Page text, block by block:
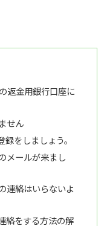
返金用銀行口座に
せん
をしましょう。
メールが来まし
連絡はいらないよ
絡をする方法の解